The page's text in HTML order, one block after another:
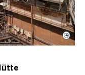
Hütte mit
Hütte | Karl
©